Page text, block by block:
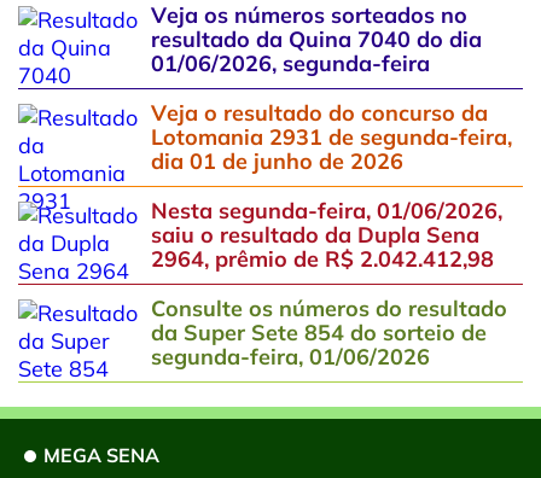
Veja os números sorteados no
resultado da Quina 7040 do dia
01/06/2026, segunda-feira
Veja o resultado do concurso da
Lotomania 2931 de segunda-feira,
dia 01 de junho de 2026
Nesta segunda-feira, 01/06/2026,
saiu o resultado da Dupla Sena
2964, prêmio de R$ 2.042.412,98
Consulte os números do resultado
da Super Sete 854 do sorteio de
segunda-feira, 01/06/2026
MEGA SENA